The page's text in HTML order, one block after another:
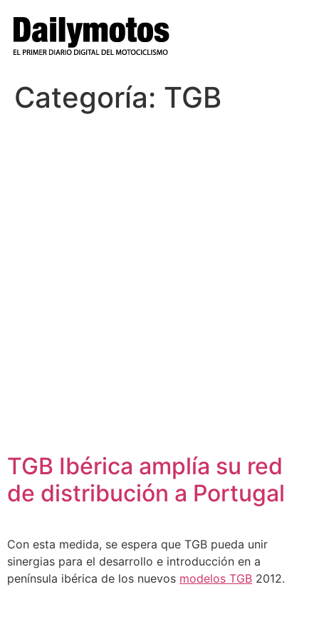
contenido
Categoría: TGB
TGB Ibérica amplía su red
de distribución a Portugal
Con esta medida, se espera que TGB pueda unir
sinergias para el desarrollo e introducción en a
península ibérica de los nuevos modelos TGB 2012.